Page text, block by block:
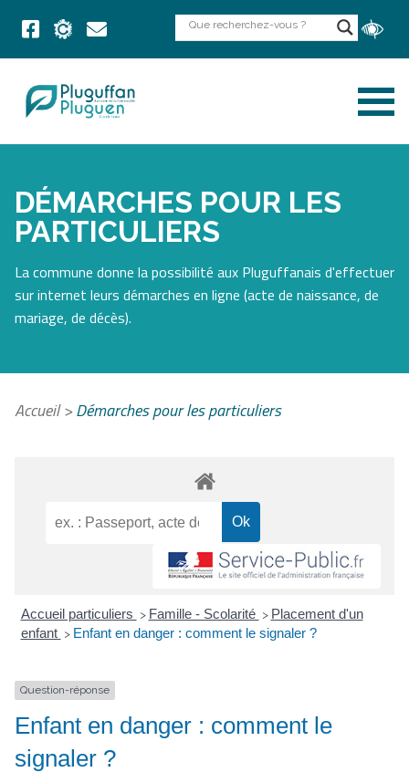
DÉMARCHES POUR LES
PARTICULIERS
La commune donne la possibilité aux Pluguffanais d'effectuer
sur internet leurs démarches en ligne (acte de naissance, de
mariage, de décès).
Accueil>Démarches pour les particuliers
Accueil particuliers > Famille - Scolarité > Placement d'un
enfant > Enfant en danger : comment le signaler ?
Question-réponse
Enfant en danger : comment le
signaler ?